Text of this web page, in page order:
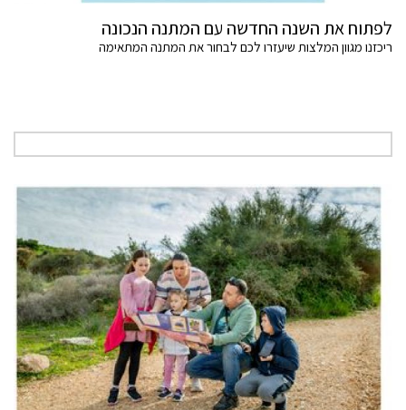
לפתוח את השנה החדשה עם המתנה הנכונה
ריכזנו מגוון המלצות שיעזרו לכם לבחור את המתנה המתאימה